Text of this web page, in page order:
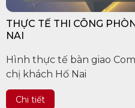
THỰC TẾ THI CÔNG
NAI
Hình thực tế bàn giao
chị khách Hố Nai
Chi tiết